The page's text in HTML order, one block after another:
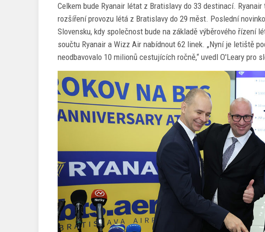
Celkem bude Ryanair létat z Bratislavy do 33 destinací.
rozšíření provozu létá z Bratislavy do 29 měst. Poslední
Slovensku, kdy společnost bude na základě výběrového řízení
součtu Ryanair a Wizz Air nabídnout 62 linek. „Nyní je letiště
neodbavovalo 10 milionů cestujících ročně,“ uvedl O'Leary pro